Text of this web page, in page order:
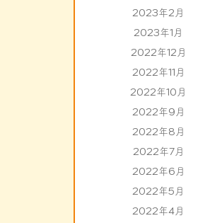
2023年2月
2023年1月
2022年12月
2022年11月
2022年10月
2022年9月
2022年8月
2022年7月
2022年6月
2022年5月
2022年4月